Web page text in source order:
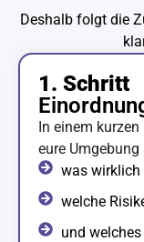
Deshalb folgt die
1. Schritt
In einem
eure Umgebung
was wirklich
welche
und